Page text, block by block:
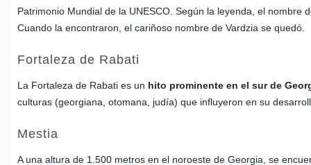
Patrimonio Mundial de la UNESCO. Según la leyenda, el
Cuando la encontraron, el cariñoso nombre de Vardzia se quedó.
Fortaleza de Rabati
La Fortaleza de Rabati es un hito prominente en el sur de
culturas (georgiana, otomana, judía) que influyeron en su
Mestia
A una altura de 1.500 metros en el noroeste de Georgia, se